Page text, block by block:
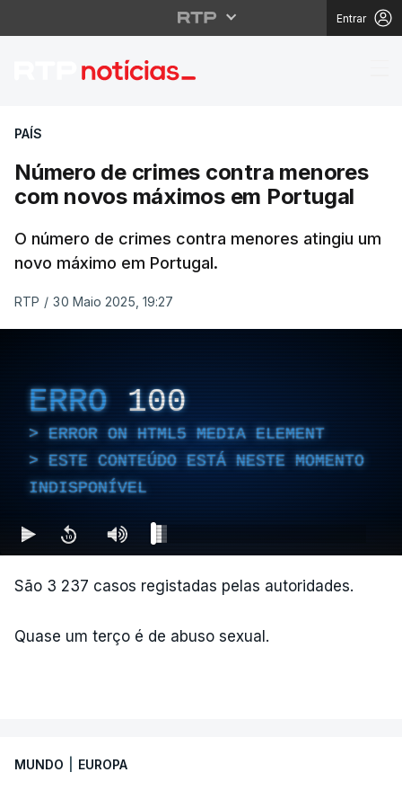
Entrar
Número de crimes
PAÍS
Número de crimes contra menores
com novos máximos em Portugal
O número de crimes contra menores atingiu um
novo máximo em Portugal.
RTP / 30 Maio 2025, 19:27
ERRO 100
ERROR ON HTML5 MEDIA ELEMENT
ESTE CONTEÚDO ESTÁ NESTE MOMENTO
INDISPONÍVEL
São 3 237 casos registadas pelas autoridades.
Quase um terço é de abuso sexual.
MUNDO EUROPA